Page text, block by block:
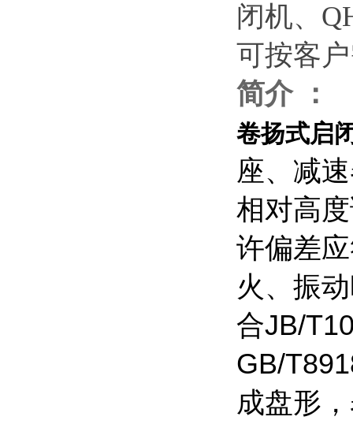
闭机、
可按客
简介：
卷扬式启
座、减
相对高
许偏差
火、振
合JB/
GB/
成盘形